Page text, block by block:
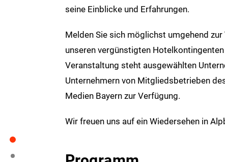
seine Einblicke und Erfahrungen.
Melden Sie sich möglichst umgehend
unseren vergünstigten
Veranstaltung steht ausgewählten
Unternehmern von Mitgliedsbetrieben
Medien Bayern zur Verfügung.
Wir freuen uns auf ein Wiedersehen in